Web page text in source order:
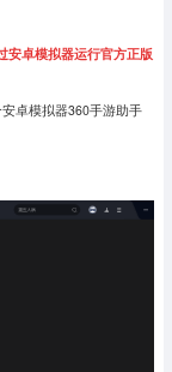
安卓模拟器运行官方正版
卓模拟器360手游助手